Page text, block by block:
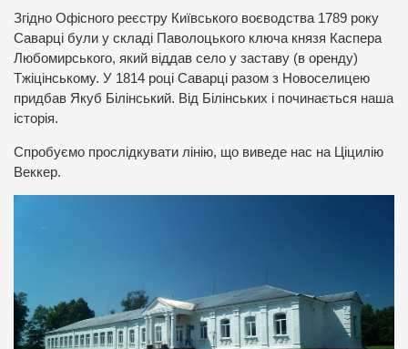
Згідно Офісного реєстру Київського воєводства 1789 року
Саварці були у складі Паволоцького ключа князя Каспера
Любомирського, який віддав село у заставу (в оренду)
Тжіцінському. У 1814 році Саварці разом з Новоселицею
придбав Якуб Білінський. Від Білінських і починається наша
історія.
Спробуємо прослідкувати лінію, що виведе нас на Ціцилію
Веккер.